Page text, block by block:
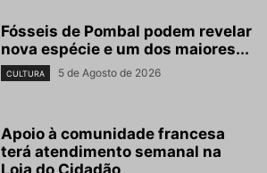
Fósseis de Pombal podem revelar
nova espécie e um dos maiores...
CULTURA 5 de Agosto de 2026
Apoio à comunidade francesa
terá atendimento semanal na
Loja do Cidadão